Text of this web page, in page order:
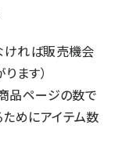
ければ販売機会
ます）
品ページの数で
めにアイテム数